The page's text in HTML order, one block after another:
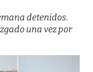
detenidos.
una vez por